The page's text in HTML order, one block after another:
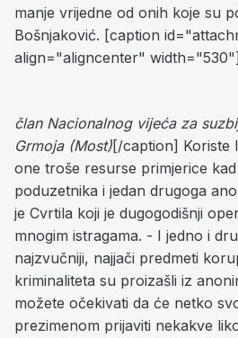
manje vrijedne od onih koje su
Bošnjaković. [caption
align="aligncenter" width="530"]
član Nacionalnog vijeća za
Grmoja (Most)[/caption] Koriste
one troše resurse primjerice
poduzetnika i jedan drugoga
je Cvrtila koji je dugogodišnji
mnogim istragama. - I jedno i
najzvučniji, najjači predmeti
kriminaliteta su proizašli iz
možete očekivati da će netko
prezimenom prijaviti nekakve